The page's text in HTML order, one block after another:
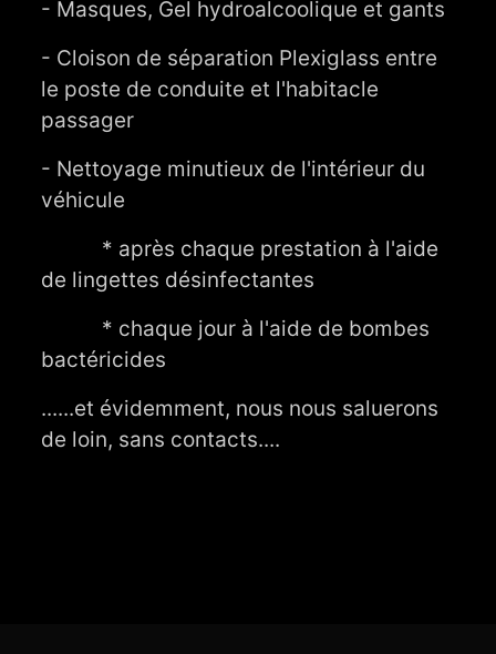
- Masques, Gel hydroalcoolique et gants
- Cloison de séparation Plexiglass entre
le poste de conduite et l'habitacle
passager
- Nettoyage minutieux de l'intérieur du
véhicule
* après chaque prestation à l'aide
de lingettes désinfectantes
* chaque jour à l'aide de bombes
bactéricides
......et évidemment, nous nous saluerons
de loin, sans contacts....